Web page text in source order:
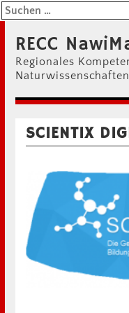
RECC
Regionales
SCIENTIX